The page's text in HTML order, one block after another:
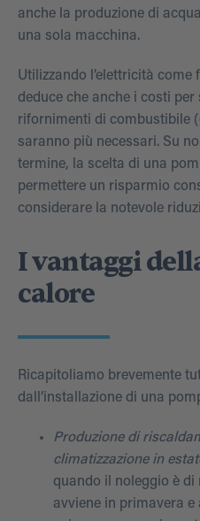
anche la produzione di
una sola macchina.
Utilizzando l’elettricità come
deduce che anche i costi
rifornimenti di combustibile
saranno più necessari. Su
termine, la scelta di una
permettere un risparmio
considerare la notevole
I vantaggi
calore
Ricapitoliamo brevemente
dall’installazione di una
Produzione di
climatizzazione in
quando il noleggio è
avviene in primavera